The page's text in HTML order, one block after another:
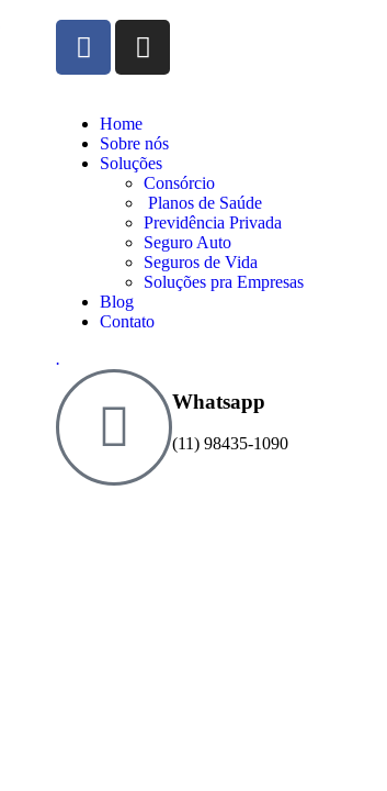
Home
Sobre nós
Soluções
Consórcio
Planos de Saúde
Previdência Privada
Seguro Auto
Seguros de Vida
Soluções pra Empresas
Blog
Contato
.
Whatsapp
(11) 98435-1090